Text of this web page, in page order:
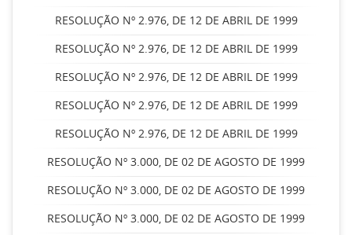
RESOLUÇÃO Nº 2.976, DE 12 DE ABRIL DE 1999
RESOLUÇÃO Nº 2.976, DE 12 DE ABRIL DE 1999
RESOLUÇÃO Nº 2.976, DE 12 DE ABRIL DE 1999
RESOLUÇÃO Nº 2.976, DE 12 DE ABRIL DE 1999
RESOLUÇÃO Nº 2.976, DE 12 DE ABRIL DE 1999
RESOLUÇÃO Nº 3.000, DE 02 DE AGOSTO DE 1999
RESOLUÇÃO Nº 3.000, DE 02 DE AGOSTO DE 1999
RESOLUÇÃO Nº 3.000, DE 02 DE AGOSTO DE 1999